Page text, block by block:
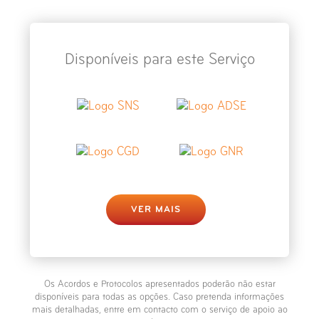
Raio-X Ombro
Raio-X Omoplata
Raio-X Ossos Próprios do Nariz
Raio-X Perna
Disponíveis para este Serviço
VER MAIS
Os Acordos e Protocolos apresentados poderão não estar
disponíveis para todas as opções. Caso pretenda informações
mais detalhadas, entre em contacto com o serviço de apoio ao